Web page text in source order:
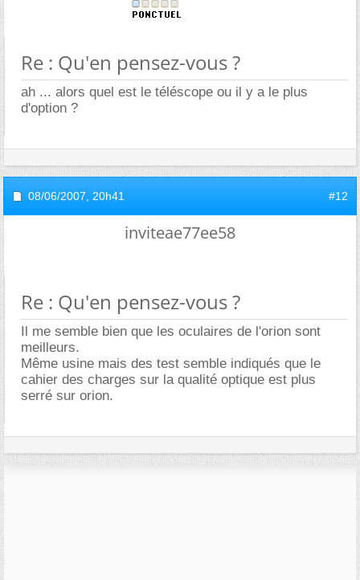
Re : Qu'en pensez-vous ?
ah ... alors quel est le téléscope ou il y a le plus
d'option ?
08/06/2007, 20h41 #12
inviteae77ee58
Re : Qu'en pensez-vous ?
Il me semble bien que les oculaires de l'orion sont
meilleurs.
Même usine mais des test semble indiqués que le
cahier des charges sur la qualité optique est plus
serré sur orion.